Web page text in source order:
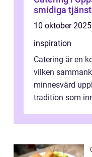
smidiga
10 oktober 2025
inspiration
Catering är en
vilken
minnesvärd
tradition som